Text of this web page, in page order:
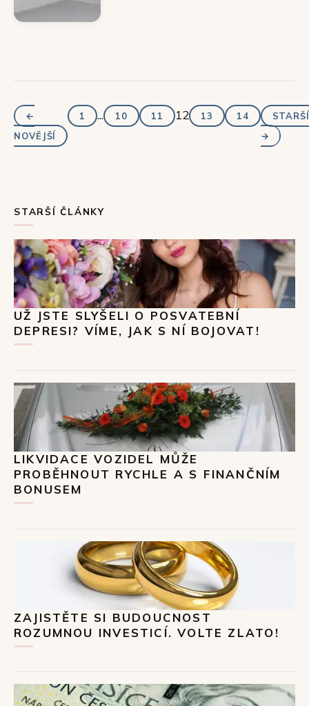
←
NOVĚJŠÍ
1 ... 10 11 12 13 14
STARŠÍ
→
STARŠÍ ČLÁNKY
UŽ JSTE SLYŠELI O POSVATEBNÍ
DEPRESI? VÍME, JAK S NÍ BOJOVAT!
LIKVIDACE VOZIDEL MŮŽE
PROBĚHNOUT RYCHLE A S FINANČNÍM
BONUSEM
ZAJISTĚTE SI BUDOUCNOST
ROZUMNOU INVESTICÍ. VOLTE ZLATO!